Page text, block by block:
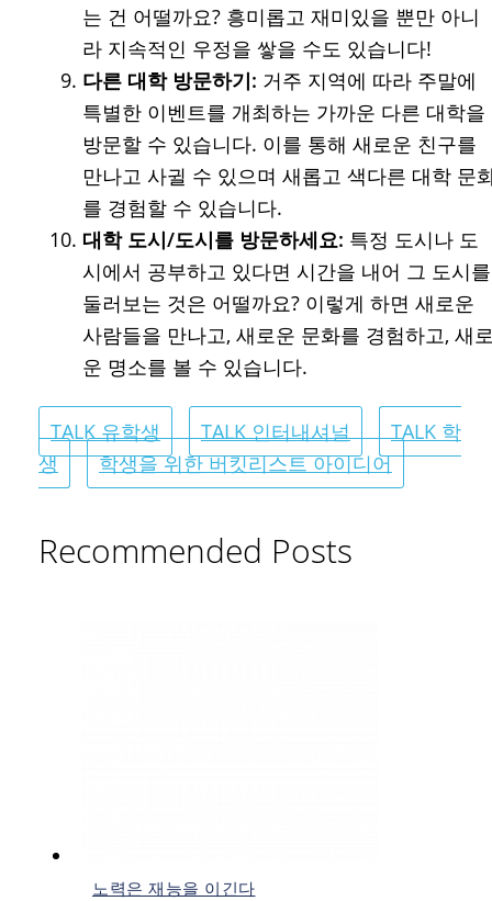
는 건 어떨까요? 흥미롭고 재미있을 뿐만 아니
라 지속적인 우정을 쌓을 수도 있습니다!
다른 대학 방문하기: 거주 지역에 따라 주말에
특별한 이벤트를 개최하는 가까운 다른 대학을
방문할 수 있습니다. 이를 통해 새로운 친구를
만나고 사귈 수 있으며 새롭고 색다른 대학 문
를 경험할 수 있습니다.
대학 도시/도시를 방문하세요: 특정 도시나 도
시에서 공부하고 있다면 시간을 내어 그 도시를
둘러보는 것은 어떨까요? 이렇게 하면 새로운
사람들을 만나고, 새로운 문화를 경험하고, 새
운 명소를 볼 수 있습니다.
TALK 유학생 TALK 인터내셔널
TALK 학
생
학생을 위한 버킷리스트 아이디어
Recommended Posts
노력은 재능을 이긴다